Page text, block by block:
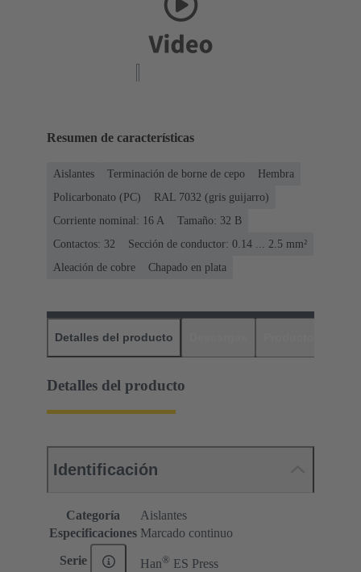
Resumen de características
Aislantes Terminación de borne de cepo
Hembra
Policarbonato (PC)
RAL 7032 (gris guijarro)
Corriente nominal: ‌16 A
Tamaño: 32 B
Contactos: 32
Sección de conductor: 0.14 ... 2.5 mm²
Aleación de cobre
Chapado en plata
Detalles del producto
Detalles del producto
Identificación
Categoría
Aislantes
Especificaciones Marcado continuo
Serie Han® ES Press